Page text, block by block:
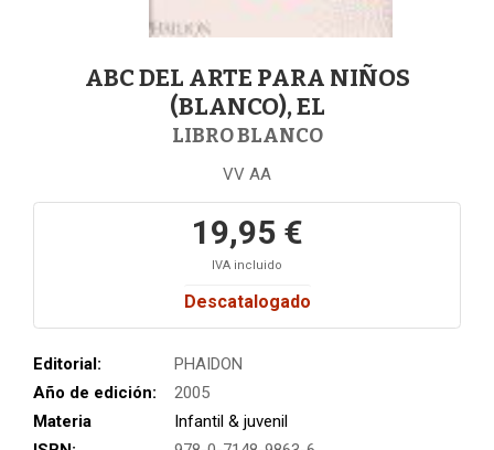
ABC DEL ARTE PARA NIÑOS
(BLANCO), EL
LIBRO BLANCO
VV AA
19,95 €
IVA incluido
Descatalogado
Editorial:
PHAIDON
Año de edición:
2005
Materia
Infantil & juvenil